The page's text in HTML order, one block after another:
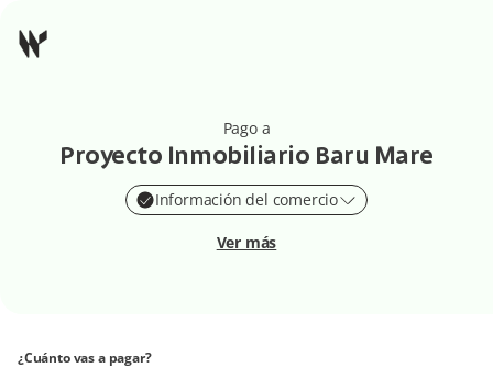
Pago a
Proyecto Inmobiliario Baru Mare
Información del comercio
Ver más
¿Cuánto vas a pagar?